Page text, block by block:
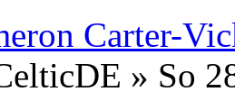
Carter-
» So